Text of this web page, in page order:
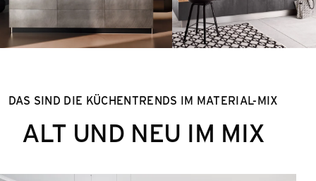
DAS SIND DIE KÜCHENTRENDS IM MATERIAL-MIX
ALT UND NEU IM MIX